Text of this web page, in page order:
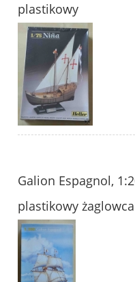
plastikowy
Galion Espagnol,
plastikowy żaglowca